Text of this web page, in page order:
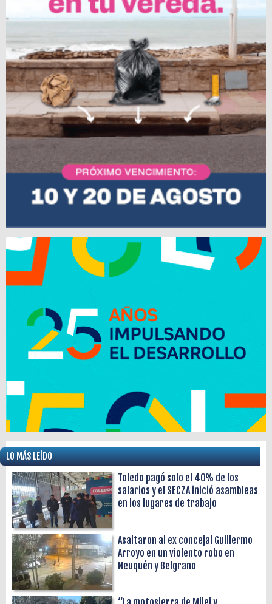
LO MÁS LEÍDO
Toledo pagó solo el 40% de los
salarios y el SECZA inició asambleas
en los lugares de trabajo
Asaltaron al ex concejal Guillermo
Arroyo en un violento robo en
Neuquén y Belgrano